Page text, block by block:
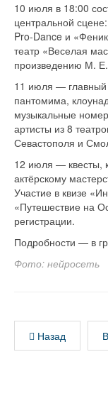
10 июля в 18:00
центральной
Pro‑Dance и
театр «Веселая
произведению М.
11 июля —
пантомима,
музыкальные
артисты из 8
Севастополя и
12 июля — квесты,
актёрскому
Участие в квизе
«Путешествие на
регистрации.
Подробности — в
Фото: нейросеть
Назад